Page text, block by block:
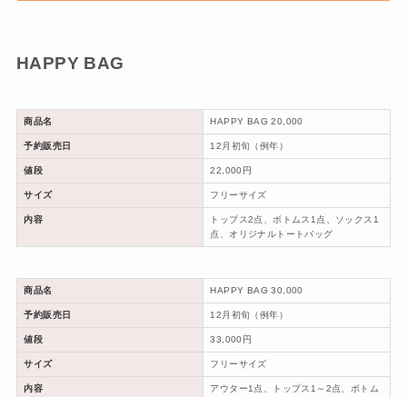
HAPPY BAG
商品名 HAPPY BAG 20,000
予約販売日 12月初旬（例年）
値段 22,000円
サイズ フリーサイズ
内容
トップス2点、ボトムス1点、ソックス1
点、オリジナルトートバッグ
商品名 HAPPY BAG 30,000
予約販売日 12月初旬（例年）
値段 33,000円
サイズ フリーサイズ
内容
アウター1点、トップス1～2点、ボトム